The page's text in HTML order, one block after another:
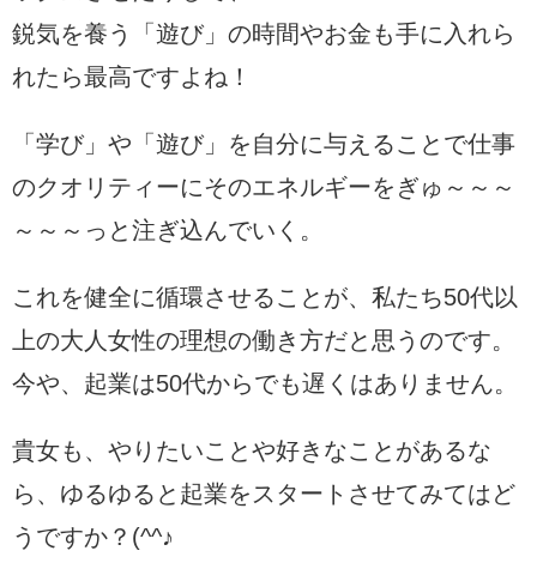
鋭気を養う「遊び」の時間やお金も手に入れら
れたら最高ですよね！
「学び」や「遊び」を自分に与えることで仕事
のクオリティーにそのエネルギーをぎゅ～～～
～～～っと注ぎ込んでいく。
これを健全に循環させることが、私たち50代以
上の大人女性の理想の働き方だと思うのです。
今や、起業は50代からでも遅くはありません。
貴女も、やりたいことや好きなことがあるな
ら、ゆるゆると起業をスタートさせてみてはど
うですか？(^^♪